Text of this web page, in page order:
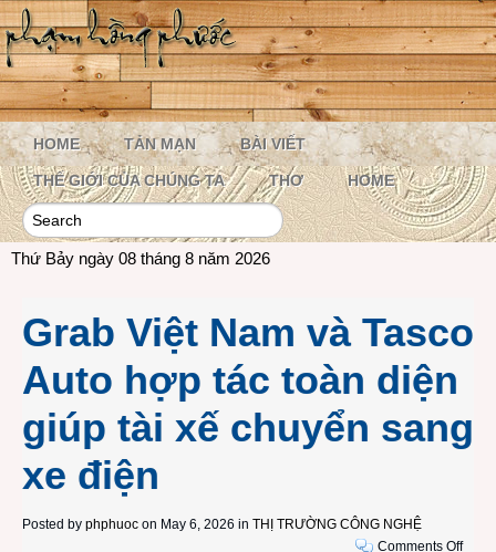
HOME TẢN MẠN BÀI VIẾT
THẾ GIỚI CỦA CHÚNG TA THƠ HOME
Thứ Bảy ngày 08 tháng 8 năm 2026
Grab Việt Nam và Tasco
Auto hợp tác toàn diện
giúp tài xế chuyển sang
xe điện
Posted by phphuoc on May 6, 2026 in THỊ TRƯỜNG CÔNG NGHỆ
Comments Offon